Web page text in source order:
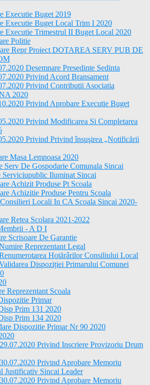
Executie Buget 2019
Executie Buget Local Trim I 2020
Executie Trimestrul II Buget Local 2020
Politie
Repr Proiect DOTAREA SERV PUB DE
Desemnare Presedinte Sedinta
Privind Acord Bransament
Privind Contributii Asociatia
2020
Privind Aprobare Executie Buget
Privind Modificarea Si Completarea
Privind Privind însuşirea „Notificării
Masa Lemnoasa 2020
De Gospodarie Comunala Sincai
Iluminat Sincai
Achizit Produse Pt Scoala
Achizitie Produse Pentru Scoala
Locali In CA Scoala Sincai 2020-
Retea Scolara 2021-2022
- A D I
Scrisoare De Garantie
Reprezentant Legal
Hotărârilor Consiliului Local
Dispoziției Primarului Comunei
Reprezentant Scoala
Primar
Prim 131 2020
Prim 134 2020
Dispozitie Primar Nr 90 2020
Privind Inscriere Provizoriu Drum
Privind Aprobare Memoriu
Justificativ Sincai Leader
Privind Aprobare Memoriu